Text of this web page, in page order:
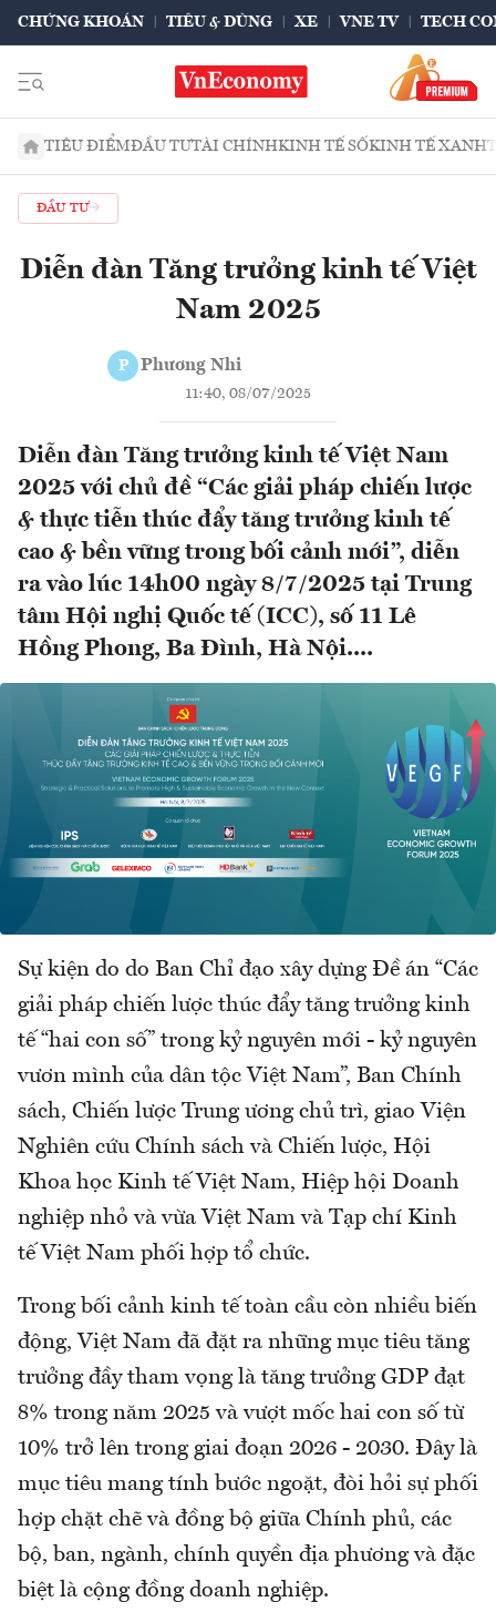
CHỨNG KHOÁN TIÊU & DÙNG XE VNE TV TECH
TIÊU ĐIỂMĐẦU TƯTÀI CHÍNHKINH TẾ SỐKINH TẾ XANH
ĐẦU TƯ
Diễn đàn Tăng trưởng kinh tế Việt
Nam 2025
P Phương Nhi
11:40, 08/07/2025
Diễn đàn Tăng trưởng kinh tế Việt Nam
2025 với chủ đề “Các giải pháp chiến lược
& thực tiễn thúc đẩy tăng trưởng kinh tế
cao & bền vững trong bối cảnh mới”, diễn
ra vào lúc 14h00 ngày 8/7/2025 tại Trung
tâm Hội nghị Quốc tế (ICC), số 11 Lê
Hồng Phong, Ba Đình, Hà Nội....
Sự kiện do do Ban Chỉ đạo xây dựng Đề án “Các
giải pháp chiến lược thúc đẩy tăng trưởng kinh
tế “hai con số” trong kỷ nguyên mới - kỷ nguyên
vươn mình của dân tộc Việt Nam”, Ban Chính
sách, Chiến lược Trung ương chủ trì, giao Viện
Nghiên cứu Chính sách và Chiến lược, Hội
Khoa học Kinh tế Việt Nam, Hiệp hội Doanh
nghiệp nhỏ và vừa Việt Nam và Tạp chí Kinh
tế Việt Nam phối hợp tổ chức.
Trong bối cảnh kinh tế toàn cầu còn nhiều biến
động, Việt Nam đã đặt ra những mục tiêu tăng
trưởng đầy tham vọng là tăng trưởng GDP đạt
8% trong năm 2025 và vượt mốc hai con số từ
10% trở lên trong giai đoạn 2026 - 2030. Đây là
mục tiêu mang tính bước ngoặt, đòi hỏi sự phối
hợp chặt chẽ và đồng bộ giữa Chính phủ, các
bộ, ban, ngành, chính quyền địa phương và đặc
biệt là cộng đồng doanh nghiệp.